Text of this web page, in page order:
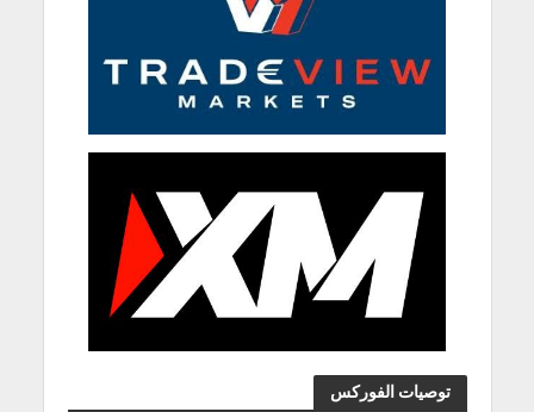
توصيات الفوركس